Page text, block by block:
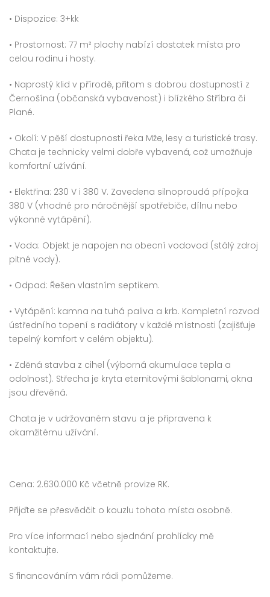
• Dispozice: 3+kk
• Prostornost: 77 m² plochy nabízí dostatek místa pro
celou rodinu i hosty.
• Naprostý klid v přírodě, přitom s dobrou dostupností z
Černošína (občanská vybavenost) i blízkého Stříbra či
Plané.
• Okolí: V pěší dostupnosti řeka Mže, lesy a turistické trasy.
Chata je technicky velmi dobře vybavená, což umožňuje
komfortní užívání.
• Elektřina: 230 V i 380 V. Zavedena silnoproudá přípojka
380 V (vhodné pro náročnější spotřebiče, dílnu nebo
výkonné vytápění).
• Voda: Objekt je napojen na obecní vodovod (stálý zdroj
pitné vody).
• Odpad: Řešen vlastním septikem.
• Vytápění: kamna na tuhá paliva a krb. Kompletní rozvod
ústředního topení s radiátory v každé místnosti (zajišťuje
tepelný komfort v celém objektu).
• Zděná stavba z cihel (výborná akumulace tepla a
odolnost). Střecha je kryta eternitovými šablonami, okna
jsou dřevěná.
Chata je v udržovaném stavu a je připravena k
okamžitému užívání.
Cena: 2.630.000 Kč včetně provize RK.
Přijďte se přesvědčit o kouzlu tohoto místa osobně.
Pro více informací nebo sjednání prohlídky mě
kontaktujte.
S financováním vám rádi pomůžeme.
000 Kč 3 481 500 Kč 1